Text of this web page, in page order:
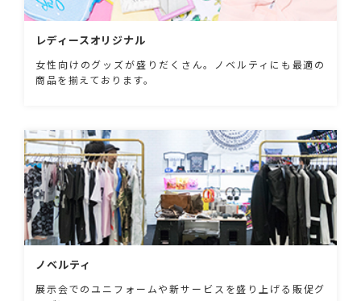
レディースオリジナル
女性向けのグッズが盛りだくさん。ノベルティにも最適の
商品を揃えております。
ノベルティ
展示会でのユニフォームや新サービスを盛り上げる販促グ